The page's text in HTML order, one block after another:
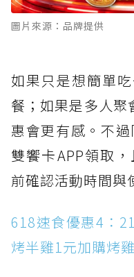
圖片來源：品牌提供
如果只是想簡單
餐；如果是多人聚
惠會更有感。不
雙饗卡APP領取
前確認活動時間與
618速食優惠4：
烤半雞1元加購烤